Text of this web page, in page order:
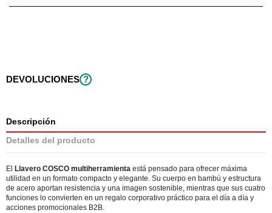
DEVOLUCIONES ?
Descripción
Detalles del producto
El Llavero COSCO multiherramienta está pensado para ofrecer máxima
utilidad en un formato compacto y elegante. Su cuerpo en bambú y estructura
de acero aportan resistencia y una imagen sostenible, mientras que sus cuatro
funciones lo convierten en un regalo corporativo práctico para el día a día y
acciones promocionales B2B.